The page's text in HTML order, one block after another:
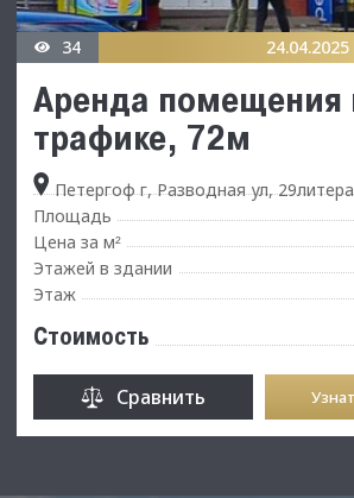
34 24.04.2025
Аренда помещения
трафике, 72м
Петергоф г, Разводная ул,
Площадь
Цена за м²
Этажей в здании
Этаж
Стоимость
Сравнить